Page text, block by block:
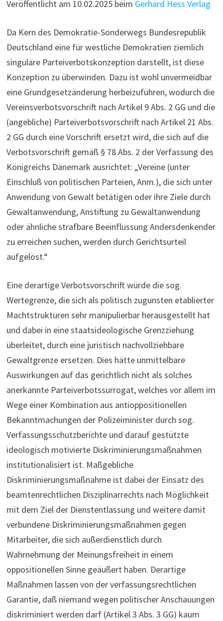
Veröffentlicht am 10.02.2025 beim Gerhard Hess Verlag
Da Kern des Demokratie-Sonderwegs Bundesrepublik
Deutschland eine für westliche Demokratien ziemlich
singuläre Parteiverbotskonzeption darstellt, ist diese
Konzeption zu überwinden. Dazu ist wohl unvermeidbar
eine Grundgesetzänderung herbeizuführen, wodurch die
Vereinsverbotsvorschrift nach Artikel 9 Abs. 2 GG und die
(angebliche) Parteiverbotsvorschrift nach Artikel 21 Abs.
2 GG durch eine Vorschrift ersetzt wird, die sich auf die
Verbotsvorschrift gemäß § 78 Abs. 2 der Verfassung des
Königreichs Dänemark ausrichtet: „Vereine (unter
Einschluß von politischen Parteien, Anm.), die sich unter
Anwendung von Gewalt betätigen oder ihre Ziele durch
Gewaltanwendung, Anstiftung zu Gewaltanwendung
oder ähnliche strafbare Beeinflussung Andersdenkender
zu erreichen suchen, werden durch Gerichtsurteil
aufgelöst.“
Eine derartige Verbotsvorschrift würde die sog.
Wertegrenze, die sich als politisch zugunsten etablierter
Machtstrukturen sehr manipulierbar herausgestellt hat
und dabei in eine staatsideologische Grenzziehung
überleitet, durch eine juristisch nachvollziehbare
Gewaltgrenze ersetzen. Dies hätte unmittelbare
Auswirkungen auf das gerichtlich nicht als solches
anerkannte Parteiverbotssurrogat, welches vor allem im
Wege einer Kombination aus antioppositionellen
Bekanntmachungen der Polizeiminister durch sog.
Verfassungsschutzberichte und darauf gestützte
ideologisch motivierte Diskriminierungsmaßnahmen
institutionalisiert ist. Maßgebliche
Diskriminierungsmaßnahme ist dabei der Einsatz des
beamtenrechtlichen Disziplinarrechts nach Möglichkeit
mit dem Ziel der Dienstentlassung und weitere damit
verbundene Diskriminierungsmaßnahmen gegen
Mitarbeiter, die sich außerdienstlich durch
Wahrnehmung der Meinungsfreiheit in einem
oppositionellen Sinne geäußert haben. Derartige
Maßnahmen lassen von der verfassungsrechtlichen
Garantie, daß niemand wegen politischer Anschauungen
diskriminiert werden darf (Artikel 3 Abs. 3 GG) kaum